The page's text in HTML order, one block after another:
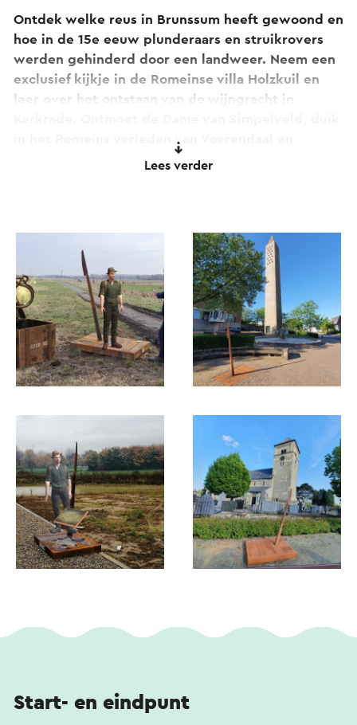
Ontdek welke reus in Brunssum heeft gewoond en
hoe in de 15e eeuw plunderaars en struikrovers
werden gehinderd door een landweer. Neem een
exclusief kijkje in de Romeinse villa Holzkuil en
leer over het ontstaan van de wijngracht in
in het Romeins verleden van Voerendaal en
Klimmen en herbeleef de middeleeuwen onder de
De totale route is ruim 96 km lang maar je kunt er
voor kiezen om de route in twee tochten in te
delen.
Lees verder
Start- en eindpunt